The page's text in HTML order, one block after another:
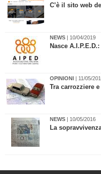
​C’è il sito web
NEWS | 10/04/2019
Nasce
OPINIONI | 11/05/
Tra carrozziere
NEWS | 10/05/2016
La